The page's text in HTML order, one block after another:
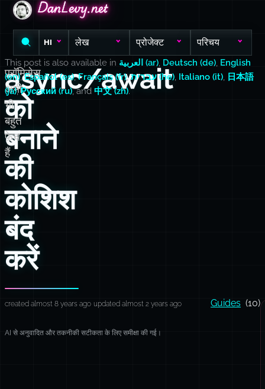
DanLevy.net
DanLevy.net
DanLevy.net
HI लेख प्रोजेक्ट परिचय
async/await
को
बनाने
की
कोशिश
बंद
करें
प्रॉमिसेस
अभी
भी
बहुत
फ़ेच
हैं
This post is also available in العربية (ar), Deutsch (de), English
(en),Español (es),Français (fr), עברית (he), Italiano (it), 日本語
(ja),Русский (ru), and 中文 (zh).
created almost 8 years ago updated almost 2 years ago Guides (10)
AI से अनुवादित और तकनीकी सटीकता के लिए समीक्षा की गई।